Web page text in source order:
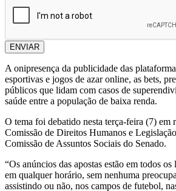
ENVIAR
A onipresença da publicidade das
esportivas e jogos de azar online, as bets,
públicos que lidam com casos de
saúde entre a população de baixa renda.
O tema foi debatido nesta terça-feira (7) em
Comissão de Direitos Humanos e
Comissão de Assuntos Sociais do Senado.
“Os anúncios das apostas estão em todos os
em qualquer horário, sem nenhuma
assistindo ou não, nos campos de futebol,